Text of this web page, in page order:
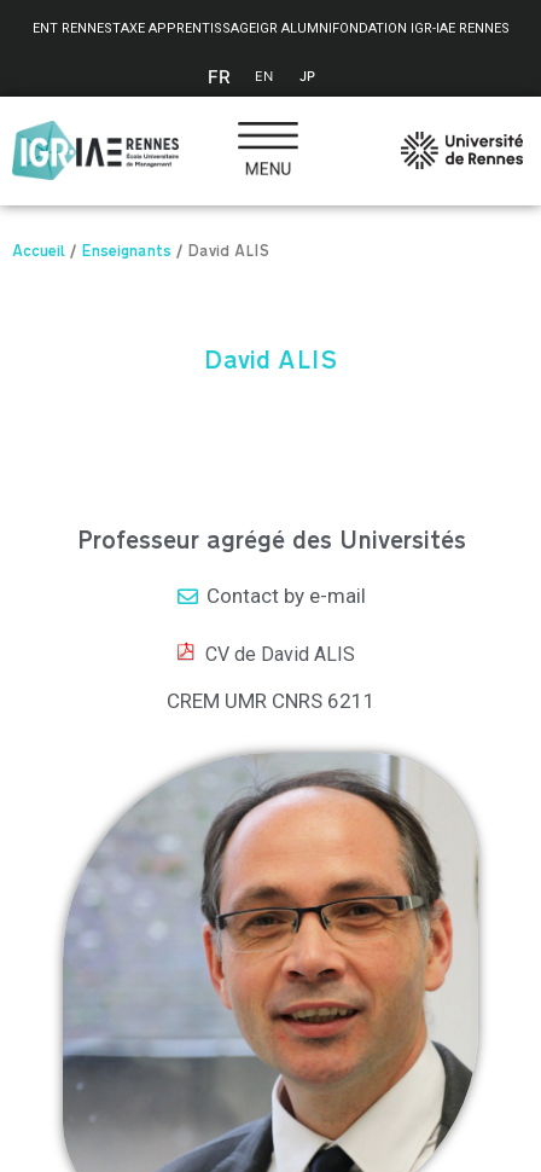
ENT RENNESTAXE APPRENTISSAGEIGR ALUMNIFONDATION IGR-IAE RENNES
FR EN JP
Accueil / Enseignants / David ALIS
David ALIS
Professeur agrégé des Universités
Contact by e-mail
CV de David ALIS
CREM UMR CNRS 6211